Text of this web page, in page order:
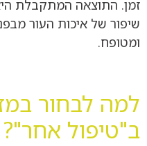
זמן. התוצאה המתקבלת
שיפור של איכות העור
ומטופח.
למה לבחור
ב"טיפול אחר"?